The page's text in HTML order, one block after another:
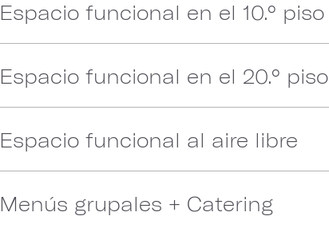
Espacio funcional en el 10.° piso
Espacio funcional en el 20.° piso
Espacio funcional al aire libre
Menús grupales + Catering